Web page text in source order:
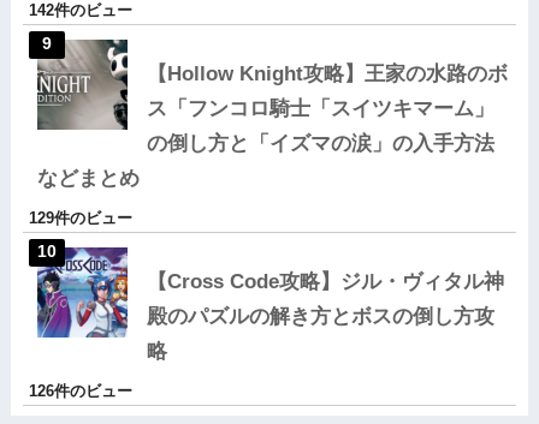
142件のビュー
【Hollow Knight攻略】王家の水路のボ
ス「フンコロ騎士「スイツキマーム」
の倒し方と「イズマの涙」の入手方法
などまとめ
129件のビュー
【Cross Code攻略】ジル・ヴィタル神
殿のパズルの解き方とボスの倒し方攻
略
126件のビュー